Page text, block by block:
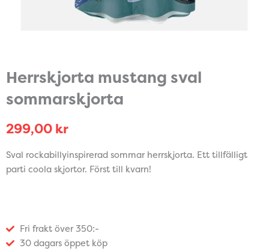
Herrskjorta mustang sval
sommarskjorta
299,00 kr
Sval rockabillyinspirerad sommar herrskjorta. Ett tillfälligt
parti coola skjortor. Först till kvarn!
Fri frakt över 350:-
30 dagars öppet köp